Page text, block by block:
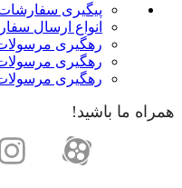
پیگیری
انواع ارسال
رهگیری
رهگیری
رهگیری مرسولات
همراه ما باشید!